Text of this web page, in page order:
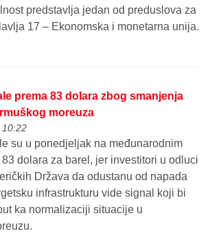
predstavlja jedan od preduslova za
17 – Ekonomska i monetarna unija.
prema 83 dolara zbog smanjenja
moreuza
10:22
su u ponedjeljak na međunarodnim
dolara za barel, jer investitori u odluci
Država da odustanu od napada
infrastrukturu vide signal koji bi
ka normalizaciji situacije u